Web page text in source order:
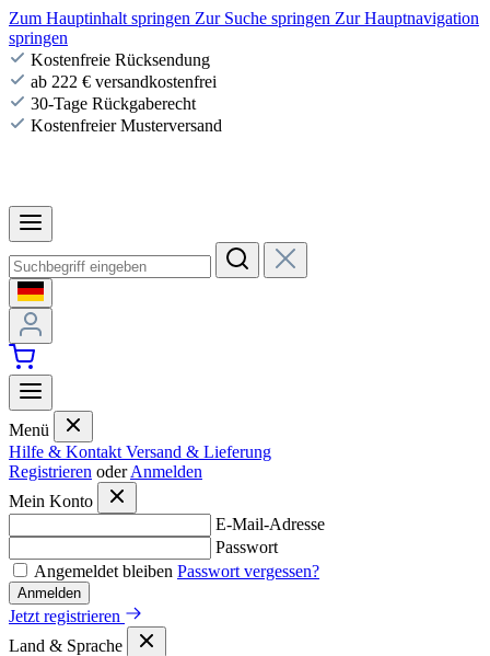
Zum Hauptinhalt springen Zur Suche springen Zur Hauptnavigation
springen
Kostenfreie Rücksendung
ab 222 € versandkostenfrei
30-Tage Rückgaberecht
Kostenfreier Musterversand
Menü
Hilfe & Kontakt Versand & Lieferung
Registrieren oder Anmelden
Mein Konto
E-Mail-Adresse
Passwort
Angemeldet bleiben Passwort vergessen?
Anmelden
Jetzt registrieren
Land & Sprache